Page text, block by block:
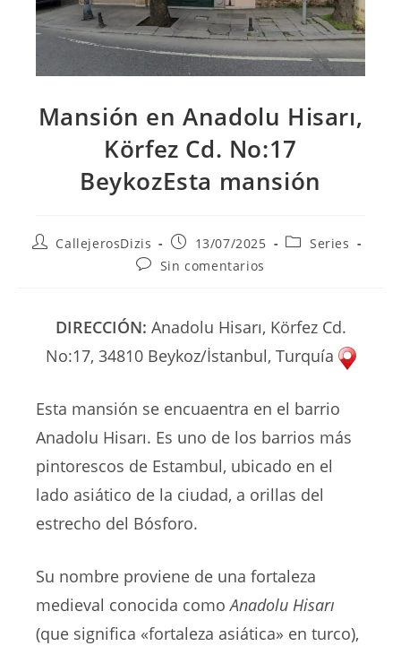
Mansión en Anadolu Hisarı,
Körfez Cd. No:17
BeykozEsta mansión
AutorCallejerosDizis
Publicación
la
13/07/2025
Categoría
Series
Comentarios
Sin comentarios
DIRECCIÓN: Anadolu Hisarı, Körfez Cd.
No:17, 34810 Beykoz/İstanbul, Turquía
Esta mansión se encuaentra en el barrio
Anadolu Hisarı. Es uno de los barrios más
pintorescos de Estambul, ubicado en el
lado asiático de la ciudad, a orillas del
estrecho del Bósforo.
Su nombre proviene de una fortaleza
medieval conocida comoAnadolu Hisarı
(que significa «fortaleza asiática» en turco),